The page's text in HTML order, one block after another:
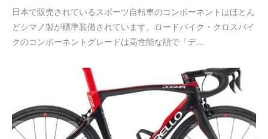
日本で販売されているスポーツ自転車のコンポーネントはほとん
どシマノ製が標準装備されています。ロードバイク・クロスバイ
クのコンポーネントグレードは高性能な順で「デ…